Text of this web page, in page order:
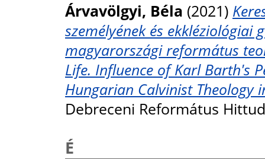
Árvavölgyi, Béla (2021)
személyének és ekkléziológiai
magyarországi református
Life. Influence of Karl Barth's
Hungarian Calvinist Theology
Debreceni Református
É